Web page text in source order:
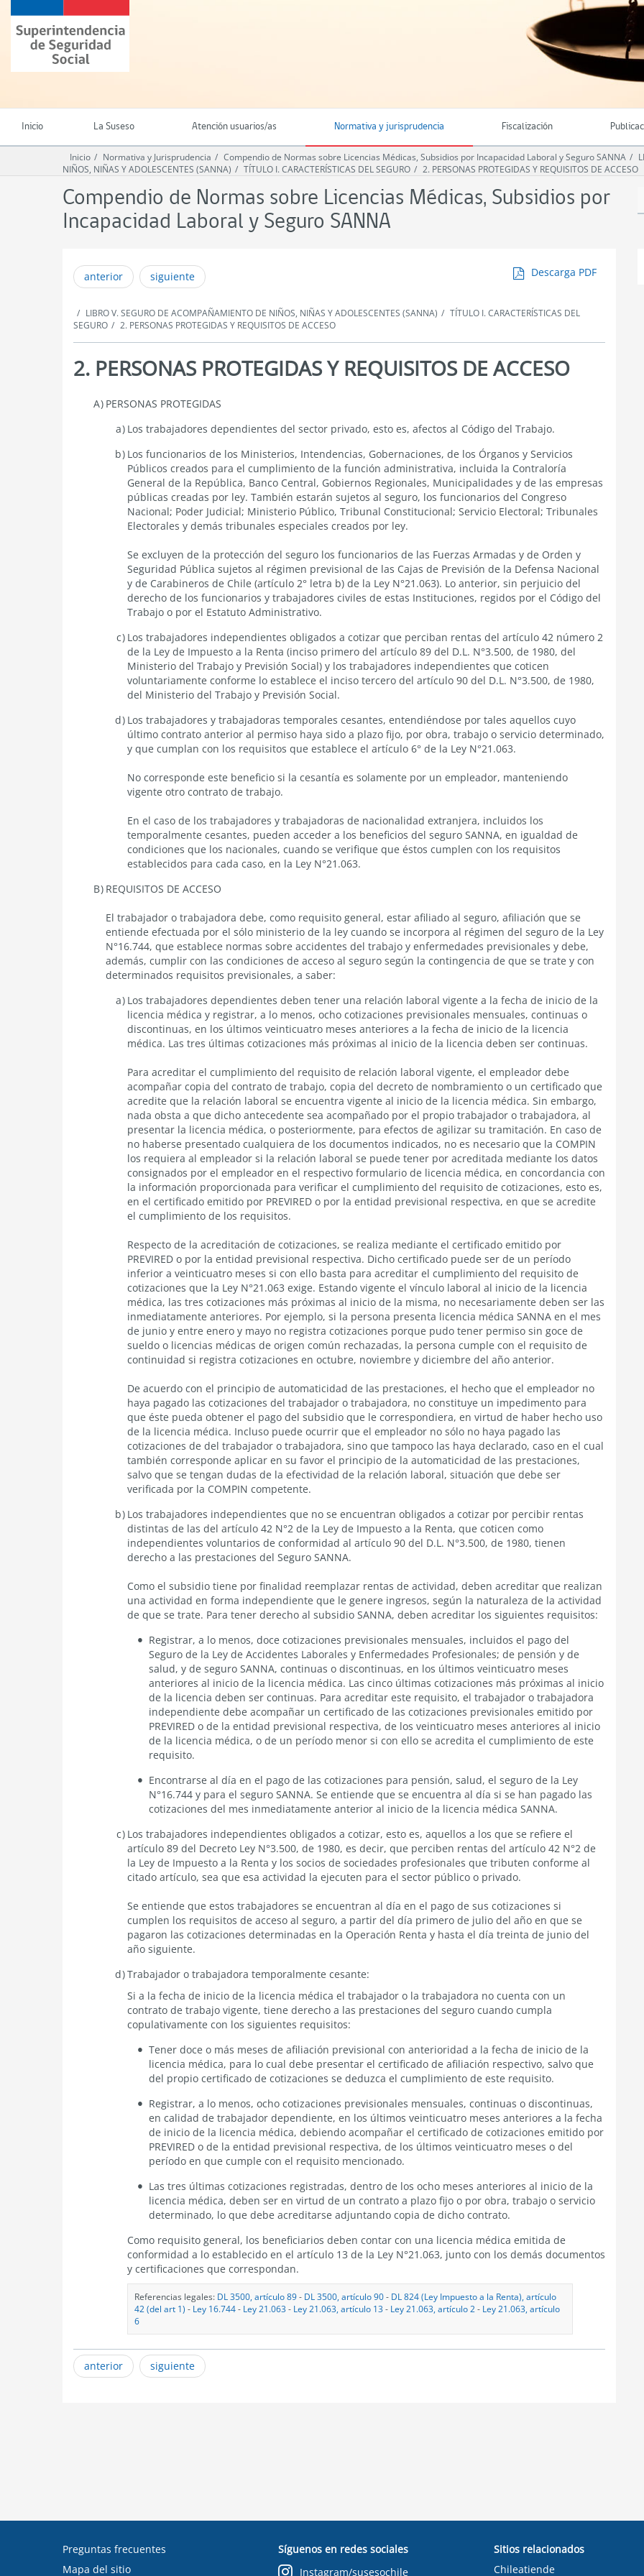
contenido
principal
Superintendencia
de
Seguridad
(SUSESO)
Chile
Inicio La Suseso Atención usuarios/as Normativa y jurisprudencia Fiscalización
Inicio Normativa y Jurisprudencia Compendio de Normas sobre Licencias Médicas, Subsidios por Incapacidad Laboral y Seguro SANNA
NIÑOS, NIÑAS Y ADOLESCENTES (SANNA)
TÍTULO I. CARACTERÍSTICAS DEL SEGURO 2. PERSONAS PROTEGIDAS Y REQUISITOS DE ACCESO
Compendio de Normas sobre Licencias Médicas, Subsidios por
Incapacidad Laboral y Seguro SANNA
Descarga PDF
anterior siguiente
LIBRO V. SEGURO DE ACOMPAÑAMIENTO DE NIÑOS, NIÑAS Y ADOLESCENTES (SANNA)
TÍTULO I. CARACTERÍSTICAS DEL
SEGURO
2. PERSONAS PROTEGIDAS Y REQUISITOS DE ACCESO
2. PERSONAS PROTEGIDAS Y REQUISITOS DE ACCESO
PROTEGIDAS
REQUISITOS
PERSONAS PROTEGIDAS
Los trabajadores dependientes del sector privado, esto es, afectos al Código del Trabajo.
Los funcionarios de los Ministerios, Intendencias, Gobernaciones, de los Órganos y Servicios
Públicos creados para el cumplimiento de la función administrativa, incluida la Contraloría
General de la República, Banco Central, Gobiernos Regionales, Municipalidades y de las empresas
públicas creadas por ley. También estarán sujetos al seguro, los funcionarios del Congreso
Nacional; Poder Judicial; Ministerio Público, Tribunal Constitucional; Servicio Electoral; Tribunales
Electorales y demás tribunales especiales creados por ley.
Se excluyen de la protección del seguro los funcionarios de las Fuerzas Armadas y de Orden y
Seguridad Pública sujetos al régimen previsional de las Cajas de Previsión de la Defensa Nacional
y de Carabineros de Chile (artículo 2° letra b) de la Ley N°21.063). Lo anterior, sin perjuicio del
derecho de los funcionarios y trabajadores civiles de estas Instituciones, regidos por el Código del
Trabajo o por el Estatuto Administrativo.
Los trabajadores independientes obligados a cotizar que perciban rentas del artículo 42 número 2
de la Ley de Impuesto a la Renta (inciso primero del artículo 89 del D.L. N°3.500, de 1980, del
Ministerio del Trabajo y Previsión Social) y los trabajadores independientes que coticen
voluntariamente conforme lo establece el inciso tercero del artículo 90 del D.L. N°3.500, de 1980,
del Ministerio del Trabajo y Previsión Social.
Los trabajadores y trabajadoras temporales cesantes, entendiéndose por tales aquellos cuyo
último contrato anterior al permiso haya sido a plazo fijo, por obra, trabajo o servicio determinado,
y que cumplan con los requisitos que establece el artículo 6° de la Ley N°21.063.
No corresponde este beneficio si la cesantía es solamente por un empleador, manteniendo
vigente otro contrato de trabajo.
​En el caso de los trabajadores y trabajadoras de nacionalidad extranjera, incluidos los
temporalmente cesantes, pueden acceder a los beneficios del seguro SANNA, en igualdad de
condiciones que los nacionales, cuando se verifique que éstos cumplen con los requisitos
establecidos para cada caso, en la Ley N°21.063.
REQUISITOS DE ACCESO
El trabajador o trabajadora debe, como requisito general, estar afiliado al seguro, afiliación que se
entiende efectuada por el sólo ministerio de la ley cuando se incorpora al régimen del seguro de la Ley
N°16.744, que establece normas sobre accidentes del trabajo y enfermedades previsionales y debe,
además, cumplir con las condiciones de acceso al seguro según la contingencia de que se trate y con
determinados requisitos previsionales, a saber:
Los trabajadores dependientes deben tener una relación laboral vigente a la fecha de inicio de la
licencia médica y registrar, a lo menos, ocho cotizaciones previsionales mensuales, continuas o
discontinuas, en los últimos veinticuatro meses anteriores a la fecha de inicio de la licencia
médica. Las tres últimas cotizaciones más próximas al inicio de la licencia deben ser continuas.
Para acreditar el cumplimiento del requisito de relación laboral vigente, el empleador debe
acompañar copia del contrato de trabajo, copia del decreto de nombramiento o un certificado que
acredite que la relación laboral se encuentra vigente al inicio de la licencia médica. Sin embargo,
nada obsta a que dicho antecedente sea acompañado por el propio trabajador o trabajadora, al
presentar la licencia médica, o posteriormente, para efectos de agilizar su tramitación. En caso de
no haberse presentado cualquiera de los documentos indicados, no es necesario que la COMPIN
los requiera al empleador si la relación laboral se puede tener por acreditada mediante los datos
consignados por el empleador en el respectivo formulario de licencia médica, en concordancia con
la información proporcionada para verificar el cumplimiento del requisito de cotizaciones, esto es,
en el certificado emitido por PREVIRED o por la entidad previsional respectiva, en que se acredite
el cumplimiento de los requisitos.
Respecto de la acreditación de cotizaciones, se realiza mediante el certificado emitido por
PREVIRED o por la entidad previsional respectiva. Dicho certificado puede ser de un período
inferior a veinticuatro meses si con ello basta para acreditar el cumplimiento del requisito de
cotizaciones que la Ley N°21.063 exige. Estando vigente el vínculo laboral al inicio de la licencia
médica, las tres cotizaciones más próximas al inicio de la misma, no necesariamente deben ser las
inmediatamente anteriores. Por ejemplo, si la persona presenta licencia médica SANNA en el mes
de junio y entre enero y mayo no registra cotizaciones porque pudo tener permiso sin goce de
sueldo o licencias médicas de origen común rechazadas, la persona cumple con el requisito de
continuidad si registra cotizaciones en octubre, noviembre y diciembre del año anterior.
De acuerdo con el principio de automaticidad de las prestaciones, el hecho que el empleador no
haya pagado las cotizaciones del trabajador o trabajadora, no constituye un impedimento para
que éste pueda obtener el pago del subsidio que le correspondiera, en virtud de haber hecho uso
de la licencia médica. Incluso puede ocurrir que el empleador no sólo no haya pagado las
cotizaciones de del trabajador o trabajadora, sino que tampoco las haya declarado, caso en el cual
también corresponde aplicar en su favor el principio de la automaticidad de las prestaciones,
salvo que se tengan dudas de la efectividad de la relación laboral, situación que debe ser
verificada por la COMPIN competente.
Los trabajadores independientes que no se encuentran obligados a cotizar por percibir rentas
distintas de las del artículo 42 N°2 de la Ley de Impuesto a la Renta, que coticen como
independientes voluntarios de conformidad al artículo 90 del D.L. N°3.500, de 1980, tienen
derecho a las prestaciones del Seguro SANNA.
Como el subsidio tiene por finalidad reemplazar rentas de actividad, deben acreditar que realizan
una actividad en forma independiente que le genere ingresos, según la naturaleza de la actividad
de que se trate. Para tener derecho al subsidio SANNA, deben acreditar los siguientes requisitos:
Registrar, a lo menos, doce cotizaciones previsionales mensuales, incluidos el pago del
Seguro de la Ley de Accidentes Laborales y Enfermedades Profesionales; de pensión y de
salud, y de seguro SANNA, continuas o discontinuas, en los últimos veinticuatro meses
anteriores al inicio de la licencia médica. Las cinco últimas cotizaciones más próximas al inicio
de la licencia deben ser continuas. Para acreditar este requisito, el trabajador o trabajadora
independiente debe acompañar un certificado de las cotizaciones previsionales emitido por
PREVIRED o de la entidad previsional respectiva, de los veinticuatro meses anteriores al inicio
de la licencia médica, o de un período menor si con ello se acredita el cumplimiento de este
requisito.
Encontrarse al día en el pago de las cotizaciones para pensión, salud, el seguro de la Ley
N°16.744 y para el seguro SANNA. Se entiende que se encuentra al día si se han pagado las
cotizaciones del mes inmediatamente anterior al inicio de la licencia médica SANNA.
Los trabajadores independientes obligados a cotizar, esto es, aquellos a los que se refiere el
artículo 89 del Decreto Ley N°3.500, de 1980, es decir, que perciben rentas del artículo 42 N°2 de
la Ley de Impuesto a la Renta y los socios de sociedades profesionales que tributen conforme al
citado artículo, sea que esa actividad la ejecuten para el sector público o privado.
Se entiende que estos trabajadores se encuentran al día en el pago de sus cotizaciones si
cumplen los requisitos de acceso al seguro, a partir del día primero de julio del año en que se
pagaron las cotizaciones determinadas en la Operación Renta y hasta el día treinta de junio del
año siguiente.
Trabajador o trabajadora temporalmente cesante:
Si a la fecha de inicio de la licencia médica el trabajador o la trabajadora no cuenta con un
contrato de trabajo vigente, tiene derecho a las prestaciones del seguro cuando cumpla
copulativamente con los siguientes requisitos:
Tener doce o más meses de afiliación previsional con anterioridad a la fecha de inicio de la
licencia médica, para lo cual debe presentar el certificado de afiliación respectivo, salvo que
del propio certificado de cotizaciones se deduzca el cumplimiento de este requisito.
Registrar, a lo menos, ocho cotizaciones previsionales mensuales, continuas o discontinuas,
en calidad de trabajador dependiente, en los últimos veinticuatro meses anteriores a la fecha
de inicio de la licencia médica, debiendo acompañar el certificado de cotizaciones emitido por
PREVIRED o de la entidad previsional respectiva, de los últimos veinticuatro meses o del
período en que cumple con el requisito mencionado.
Las tres últimas cotizaciones registradas, dentro de los ocho meses anteriores al inicio de la
licencia médica, deben ser en virtud de un contrato a plazo fijo o por obra, trabajo o servicio
determinado, lo que debe acreditarse adjuntando copia de dicho contrato.
Como requisito general, los beneficiarios deben contar con una licencia médica emitida de
conformidad a lo establecido en el artículo 13 de la Ley N°21.063, junto con los demás documentos
y certificaciones que correspondan.
Referencias legales: DL 3500, artículo 89- DL 3500, artículo 90- DL 824 (Ley Impuesto a la Renta), artículo
42 (del art 1) - Ley 16.744- Ley 21.063- Ley 21.063, artículo 13- Ley 21.063, artículo 2 - Ley 21.063, artículo
6
anterior siguiente
Preguntas frecuentes
Mapa del sitio
Síguenos en redes sociales
Instagram/susesochile
Sitios relacionados
Chileatiende